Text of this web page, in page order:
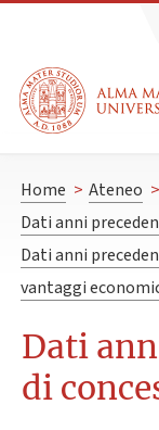
Home > Ateneo >
Dati anni
Dati anni
vantaggi
Dati
di